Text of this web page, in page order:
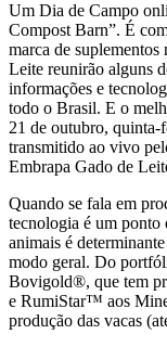
Um Dia de Campo
Compost Barn”. É
marca de
Leite reunirão alguns
informações e
todo o Brasil. E o
21 de outubro, quinta-
transmitido ao vivo
Embrapa Gado de
Quando se fala em
tecnologia é um ponto
animais é
modo geral. Do
Bovigold®, que tem
e RumiStar™ aos
produção das vacas